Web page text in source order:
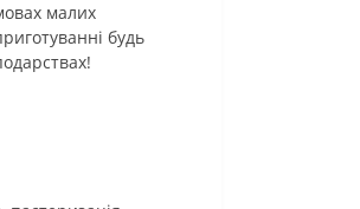
малих
будь